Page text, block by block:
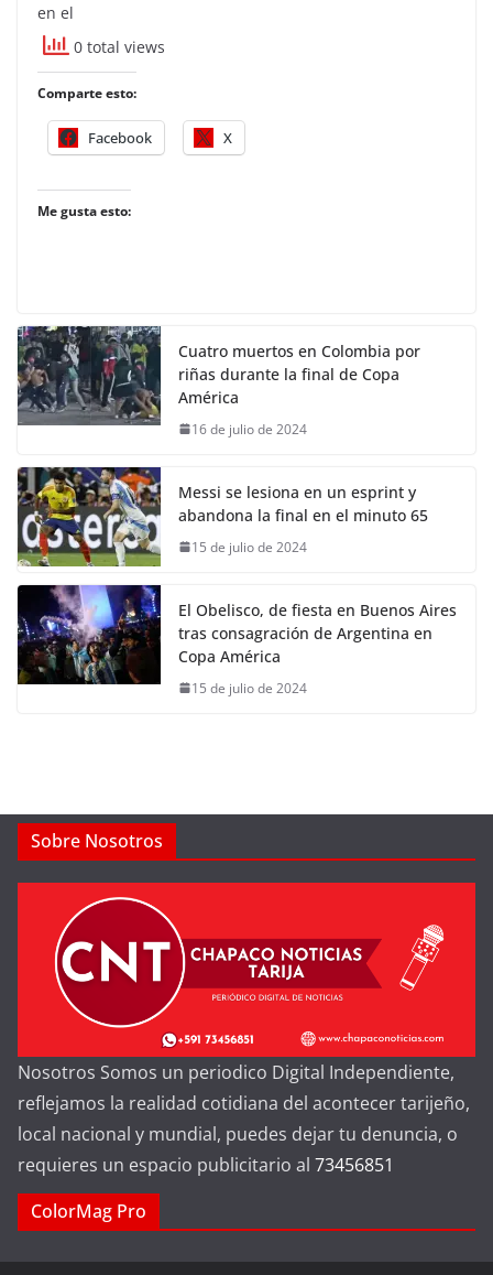
en el
0 total views
Comparte esto:
Facebook X
Me gusta esto:
Cuatro muertos en Colombia por
riñas durante la final de Copa
América
16 de julio de 2024
Messi se lesiona en un esprint y
abandona la final en el minuto 65
15 de julio de 2024
El Obelisco, de fiesta en Buenos Aires
tras consagración de Argentina en
Copa América
15 de julio de 2024
Sobre Nosotros
Nosotros Somos un periodico Digital Independiente,
reflejamos la realidad cotidiana del acontecer tarijeño,
local nacional y mundial, puedes dejar tu denuncia, o
requieres un espacio publicitario al 73456851
ColorMag Pro